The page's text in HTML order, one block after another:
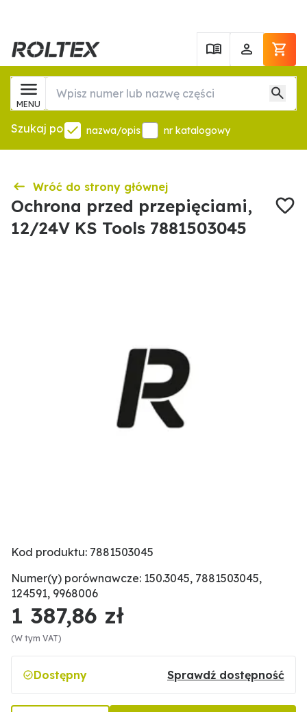
MENU
Szukaj po nazwa/opis nr katalogowy
Wróć do strony głównej
Ochrona przed przepięciami,
12/24V KS Tools 7881503045
Kod produktu: 7881503045
Numer(y) porównawcze: 150.3045, 7881503045,
124591, 9968006
1 387,86 zł
(W tym VAT)
Dostępny Sprawdź dostępność